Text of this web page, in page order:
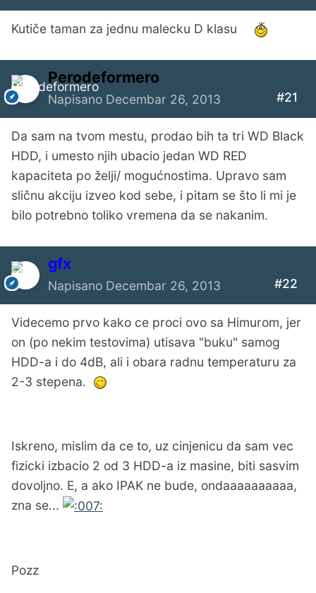
Kutiče taman za jednu malecku D klasu
Perodeformero
Napisano Decembar 26, 2013 #21
Da sam na tvom mestu, prodao bih ta tri WD Black
HDD, i umesto njih ubacio jedan WD RED
kapaciteta po želji/ mogućnostima. Upravo sam
sličnu akciju izveo kod sebe, i pitam se što li mi je
bilo potrebno toliko vremena da se nakanim.
gfx
Napisano Decembar 26, 2013 #22
Videcemo prvo kako ce proci ovo sa Himurom, jer
on (po nekim testovima) utisava "buku" samog
HDD-a i do 4dB, ali i obara radnu temperaturu za
2-3 stepena.
Iskreno, mislim da ce to, uz cinjenicu da sam vec
fizicki izbacio 2 od 3 HDD-a iz masine, biti sasvim
dovoljno. E, a ako IPAK ne bude, ondaaaaaaaaaa,
zna se...
Pozz